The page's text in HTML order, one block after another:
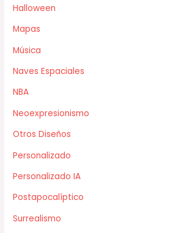
Halloween
Mapas
Música
Naves Espaciales
NBA
Neoexpresionismo
Otros Diseños
Personalizado
Personalizado IA
Postapocalíptico
Surrealismo